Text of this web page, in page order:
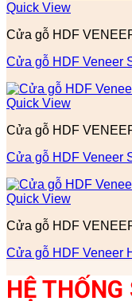
Quick View
Cửa gỗ HDF
Cửa gỗ HDF Veneer
Quick View
Cửa gỗ HDF
Cửa gỗ HDF Veneer
Quick View
Cửa gỗ HDF
Cửa gỗ HDF Veneer
HỆ THỐNG